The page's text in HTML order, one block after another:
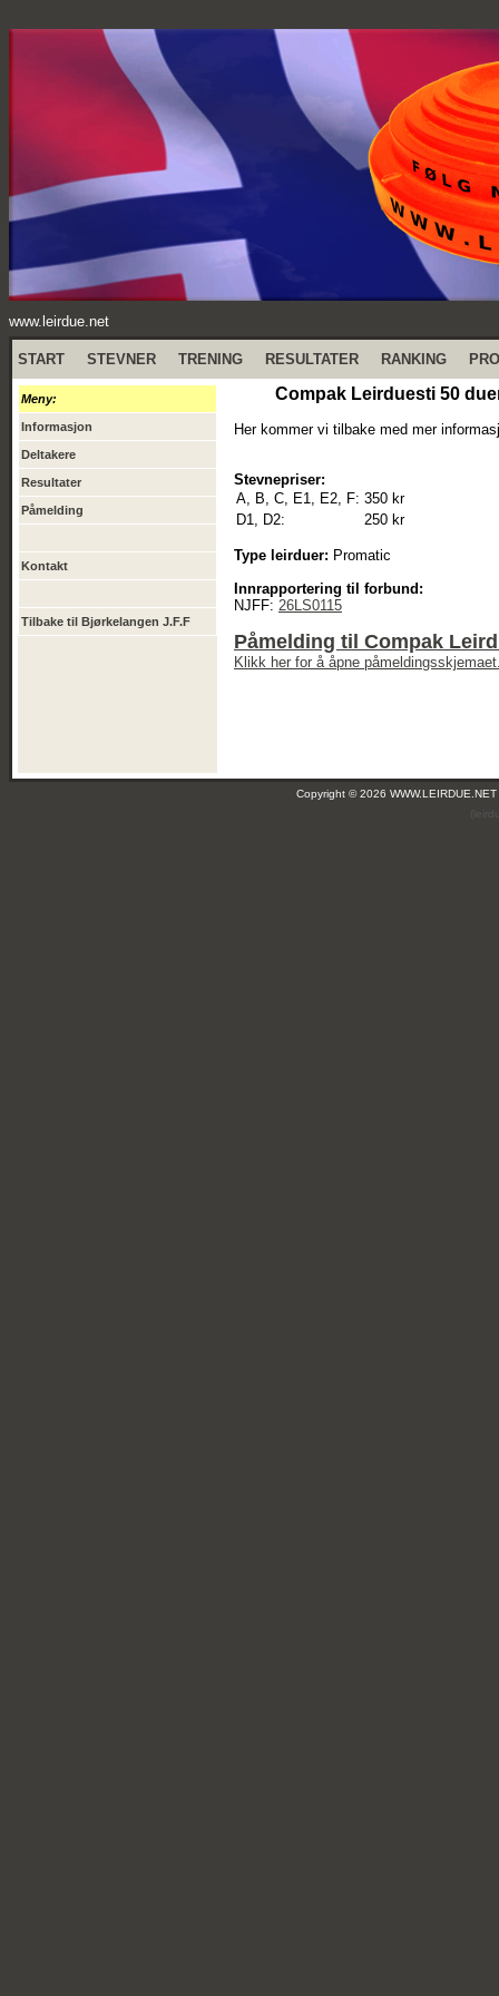
www.leirdue.net
START STEVNER TRENING RESULTATER RANKING
Meny:
Informasjon
Deltakere
Resultater
Påmelding
Kontakt
Tilbake til Bjørkelangen J.F.F
Compak Leirduesti 50
Her kommer vi tilbake med mer
Stevnepriser:
A, B, C, E1, E2, F: 350 kr
D1, D2:
250 kr
Type leirduer: Promatic
Innrapportering til forbund:
NJFF: 26LS0115
Påmelding til Compak
Klikk her for å åpne
Copyright © 2026